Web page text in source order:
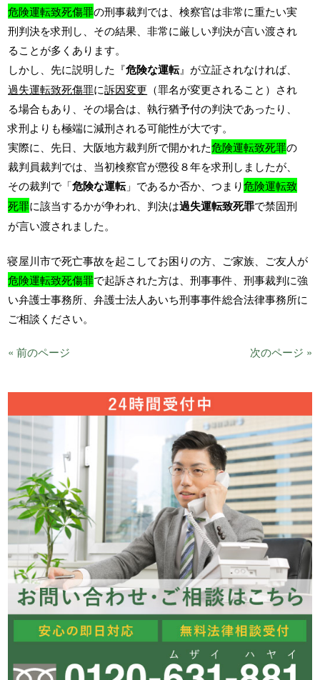
危険運転致死傷罪の刑事裁判では、検察官は非常に重たい実
刑判決を求刑し、その結果、非常に厳しい判決が言い渡され
ることが多くあります。
しかし、先に説明した『危険な運転』が立証されなければ、
過失運転致死傷罪に訴因変更 （罪名が変更されること）され
る場合もあり、その場合は、執行猶予付の判決であったり、
求刑よりも極端に減刑される可能性が大です。
実際に、先日、大阪地方裁判所で開かれた危険運転致死罪の
裁判員裁判では、当初検察官が懲役８年を求刑しましたが、
その裁判で「危険な運転」であるか否か、つまり危険運転致
死罪に該当するかが争われ、判決は過失運転致死罪で禁固刑
が言い渡されました。
寝屋川市で死亡事故を起こしてお困りの方、ご家族、ご友人が
危険運転致死傷罪で起訴された方は、刑事事件、刑事裁判に強
い弁護士事務所、弁護士法人あいち刑事事件総合法律事務所に
ご相談ください。
« 前のページ 次のページ »